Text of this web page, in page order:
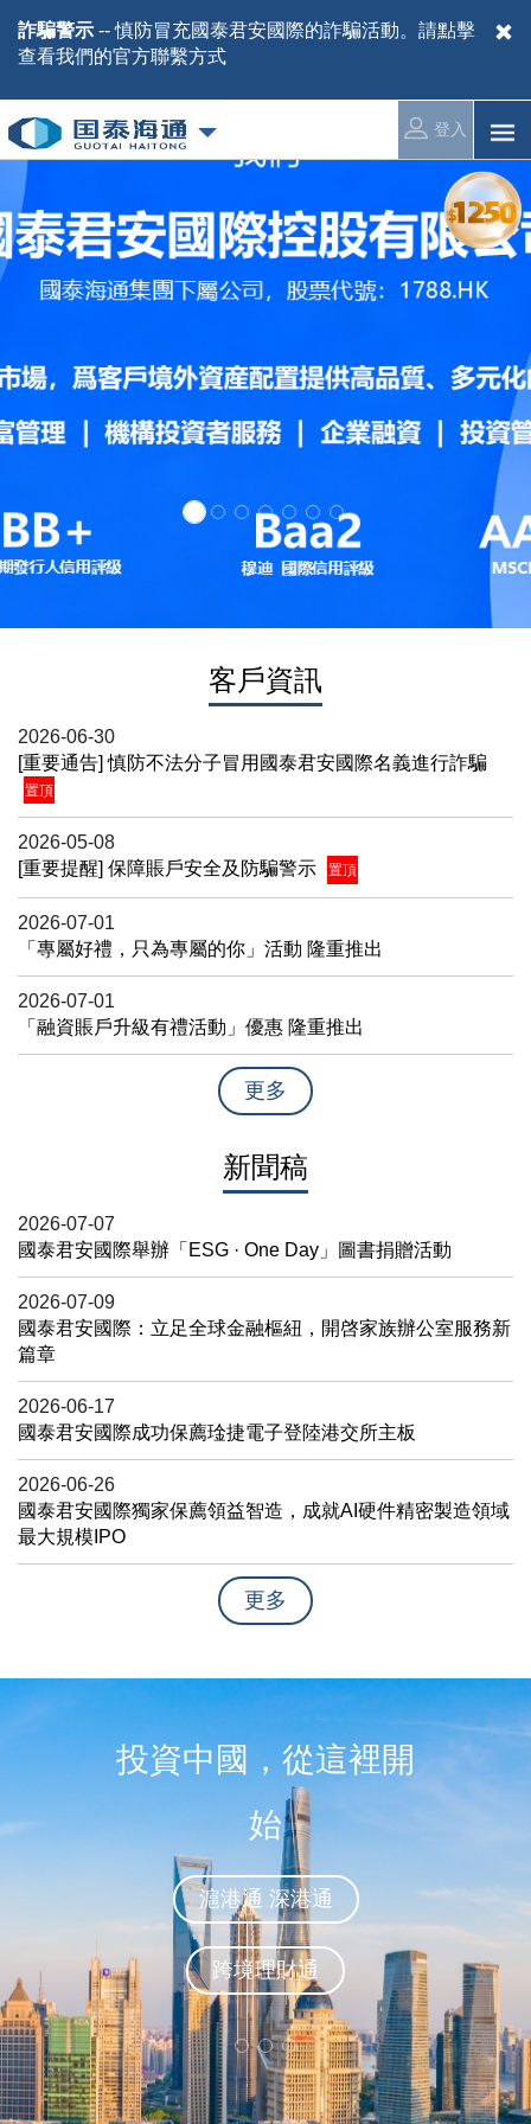
詐騙警示 -- 慎防冒充國泰君安國際的詐騙活動。請點擊
查看我們的官方聯繫方式
登入
客戶資訊
2026-06-30
[重要通告] 慎防不法分子冒用國泰君安國際名義進行詐騙
置頂
2026-05-08
[重要提醒] 保障賬戶安全及防騙警示
置頂
2026-07-01
「專屬好禮，只為專屬的你」活動 隆重推出
2026-07-01
「融資賬戶升級有禮活動」優惠 隆重推出
更多
新聞稿
2026-07-07
國泰君安國際舉辦「ESG · One Day」圖書捐贈活動
2026-07-09
國泰君安國際：立足全球金融樞紐，開啓家族辦公室服務新
篇章
2026-06-17
國泰君安國際成功保薦琻捷電子登陸港交所主板
2026-06-26
國泰君安國際獨家保薦領益智造，成就AI硬件精密製造領域
最大規模IPO
更多
投資中國，從這裡開
始
滬港通 深港通
跨境理財通